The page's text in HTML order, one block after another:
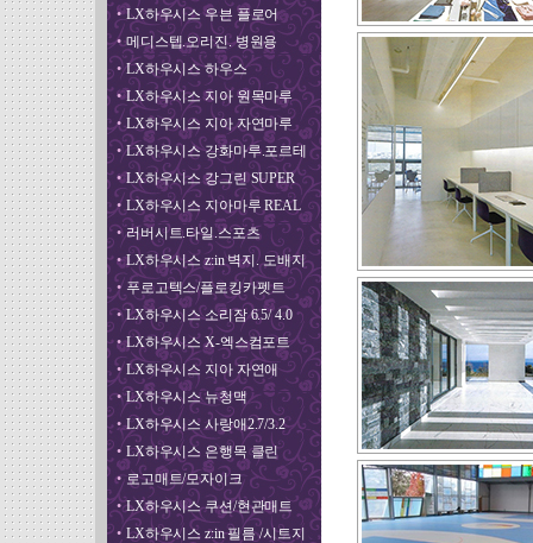
• LX하우시스 우븐 플로어
• 메디스텝.오리진. 병원용
• LX하우시스 하우스
• LX하우시스 지아 원목마루
• LX하우시스 지아 자연마루
• LX하우시스 강화마루.포르테
• LX하우시스 강그린 SUPER
• LX하우시스 지아마루 REAL
• 러버시트.타일.스포츠
• LX하우시스 z:in 벽지. 도배지
• 푸로고텍스/플로킹카펫트
• LX하우시스 소리잠 6.5/ 4.0
• LX하우시스 X-엑스컴포트
• LX하우시스 지아 자연애
• LX하우시스 뉴청맥
• LX하우시스 사랑애2.7/3.2
• LX하우시스 은행목 클린
• 로고매트/모자이크
• LX하우시스 쿠션/현관매트
• LX하우시스 z:in 필름 /시트지